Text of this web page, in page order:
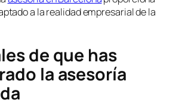
a la realidad empresarial de la
de que has
la asesoría